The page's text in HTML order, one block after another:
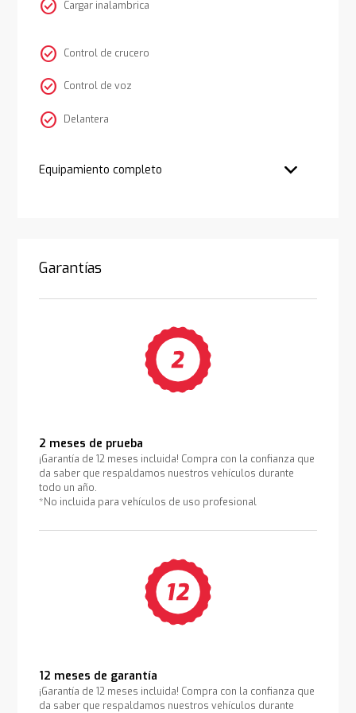
check_circle Cargar inalambrica
check_circle Control de crucero
check_circle Control de voz
check_circle Delantera
Equipamiento completo
Garantías
2 meses de prueba
¡Garantía de 12 meses incluida! Compra con la confianza que
da saber que respaldamos nuestros vehículos durante
todo un año.
*No incluida para vehículos de uso profesional
12 meses de garantía
¡Garantía de 12 meses incluida! Compra con la confianza que
da saber que respaldamos nuestros vehículos durante